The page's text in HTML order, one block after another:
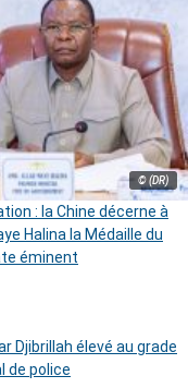
© (DR)
: la Chine décerne à
Halina la Médaille du
éminent
Djibrillah élevé au grade
de police